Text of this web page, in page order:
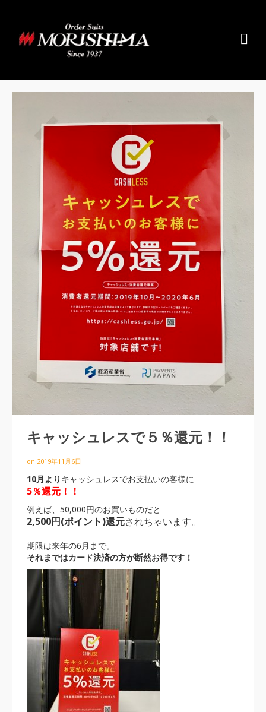
キャッシュレスで５％還元！！
on 2019年11月6日
10月より キャッシュレスでお支払いの客様に
5％還元！！
例えば、50,000円のお買いものだと
2,500円(ポイント)還元されちゃいます。
期限は来年の6月まで。
それまではカード決済の方が断然お得です！